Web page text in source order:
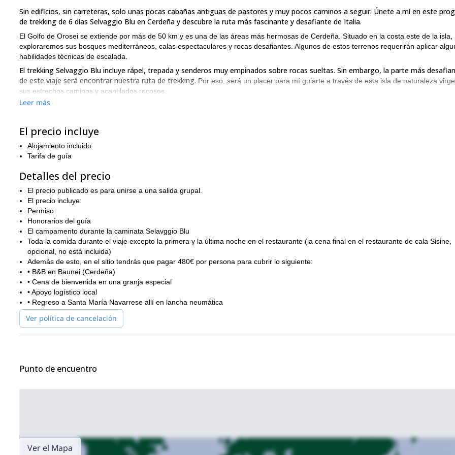
Sin edificios, sin carreteras, solo unas pocas cabañas antiguas de pastores y muy pocos caminos a seguir. Únete a mí en este
de trekking de 6 días Selvaggio Blu en Cerdeña y descubre la ruta más fascinante y desafiante de Italia.
El Golfo de Orosei se extiende por más de 50 km y es una de las áreas más hermosas de Cerdeña. Situado en la costa este de la isla,
exploraremos sus bosques mediterráneos, calas espectaculares y rocas desafiantes. Algunos de estos terrenos requerirán aplicar
habilidades técnicas de escalada.
El trekking Selvaggio Blu incluye rápel, trepada y senderos muy empinados sobre rocas sueltas. Sin embargo, la parte más
de este viaje será encontrar nuestra ruta de trekking. Por eso, será un placer para mí guiarte a través de esta isla de naturaleza
sus estrechos caminos y acantilados rocosos.
Durante esta aventura de 6 días,
¡echa un vistazo al itinerario a continuación!
¿Te suena tentador este trek de Selvaggio Blu? Entonces envía tu solicitud y prepárate para explorar estas hermosas costas de la
Leer más
El precio incluye
Alojamiento incluido
Tarifa de guía
Detalles del precio
El precio publicado es para unirse a una salida grupal.
El precio incluye:
Permiso
Honorarios del guía
El campamento durante la caminata Selavggio Blu
Toda la comida durante el viaje excepto la primera y la última noche en el restaurante (la cena final en el restaurante de cala Sisine,
opcional, no está incluida)
Además de esto, en el sitio tendrás que pagar 480€ por persona para cubrir lo siguiente:
• B&B en Baunei (Cerdeña)
• Cena de bienvenida en una granja especial
• Apoyo logístico local
• Regreso a Santa María Navarrese allí en lancha neumática
Ver política de cancelación
Punto de encuentro
Ver el Mapa